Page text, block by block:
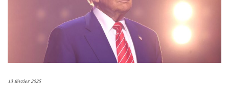
13 février 2025